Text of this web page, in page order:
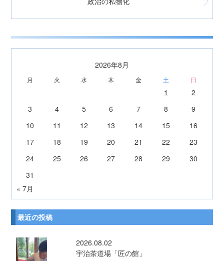
2026年8月
月 火 水 木 金 土 日
1
2
3
4 5 6 7 8
9
10
11 12 13 14 15
16
17
18 19 20 21 22
23
24
25 26 27 28 29
30
31
« 7月
最近の投稿
2026.08.02
宇治茶道場「匠の館」